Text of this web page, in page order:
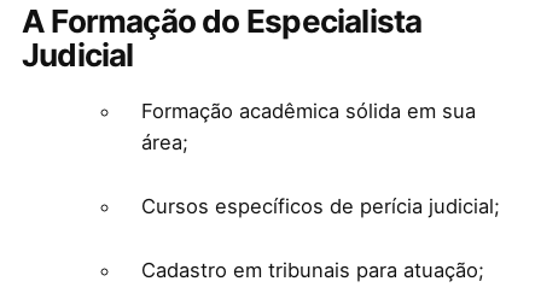
A Formação do Especialista
Judicial
Formação acadêmica sólida em sua
área;
Cursos específicos de perícia judicial;
Cadastro em tribunais para atuação;